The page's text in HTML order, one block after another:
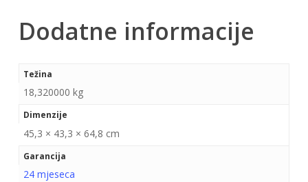
Dodatne informacije
Težina
18,320000 kg
Dimenzije
45,3 × 43,3 × 64,8 cm
Garancija
24 mjeseca